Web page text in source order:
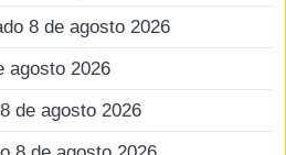
8 de agosto 2026
agosto 2026
de agosto 2026